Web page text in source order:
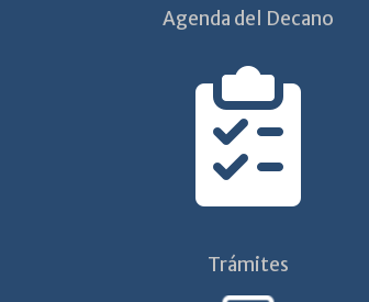
Agenda del Decano
Trámites